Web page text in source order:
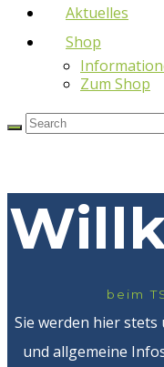
Aktuelles
Shop
Zum Shop
beim
Sie werden hier
und allgemeine